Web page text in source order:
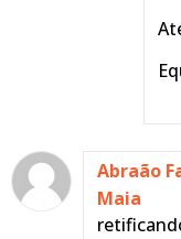
Abraão
Maia